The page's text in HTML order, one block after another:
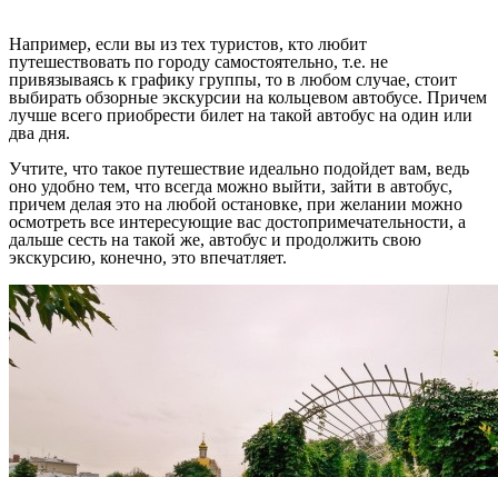
Например, если вы из тех туристов, кто любит
путешествовать по городу самостоятельно, т.е. не
привязываясь к графику группы, то в любом случае, стоит
выбирать обзорные экскурсии на кольцевом автобусе. Причем
лучше всего приобрести билет на такой автобус на один или
два дня.
Учтите, что такое путешествие идеально подойдет вам, ведь
оно удобно тем, что всегда можно выйти, зайти в автобус,
причем делая это на любой остановке, при желании можно
осмотреть все интересующие вас достопримечательности, а
дальше сесть на такой же, автобус и продолжить свою
экскурсию, конечно, это впечатляет.